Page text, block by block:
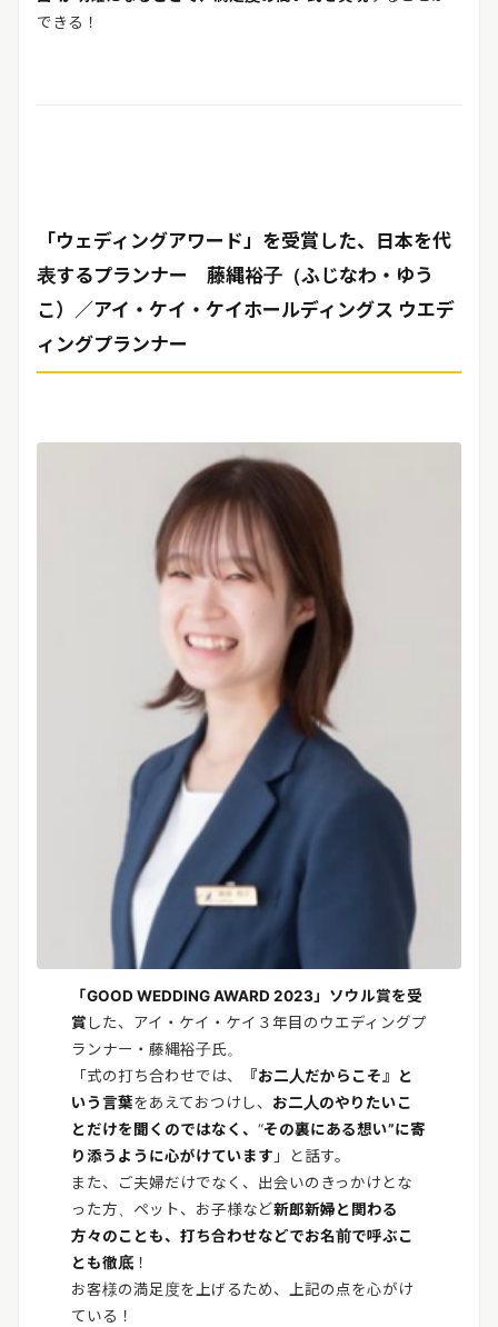
できる！
「ウェディングアワード」を受賞した、日本を代
表するプランナー 藤縄裕子（ふじなわ・ゆう
こ）／アイ・ケイ・ケイホールディングス ウエデ
ィングプランナー
「GOOD WEDDING AWARD 2023」ソウル賞を受
賞 した、アイ・ケイ・ケイ３年目のウエディングプ
ランナー・藤縄裕子氏。
「式の打ち合わせでは、
『お二人だからこそ』と
いう言葉をあえておつけし、 お二人のやりたいこ
とだけを聞くのではなく、 “その裏にある想い”に寄
り添うように心がけています 」と話す。
また、ご夫婦だけでなく、出会いのきっかけとな
った方、ペット、お子様など新郎新婦と関わる
方々のことも、打ち合わせなどでお名前で呼ぶこ
とも徹底！
お客様の満足度を上げるため、上記の点を心がけ
ている！